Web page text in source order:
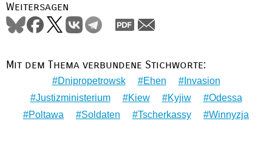
Weitersagen
Mit dem Thema verbundene Stichworte:
Dnipropetrowsk Ehen
Invasion
Justizministerium
Kiew Kyjiw
Odessa
Poltawa
Soldaten Tscherkassy Winnyzja